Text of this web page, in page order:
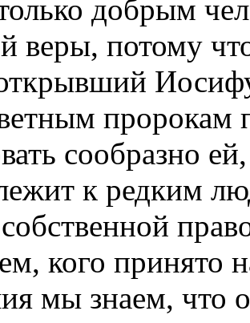
добрым
веры, потому
пророкам
сообразно
к редким
кого принято
мы знаем, что